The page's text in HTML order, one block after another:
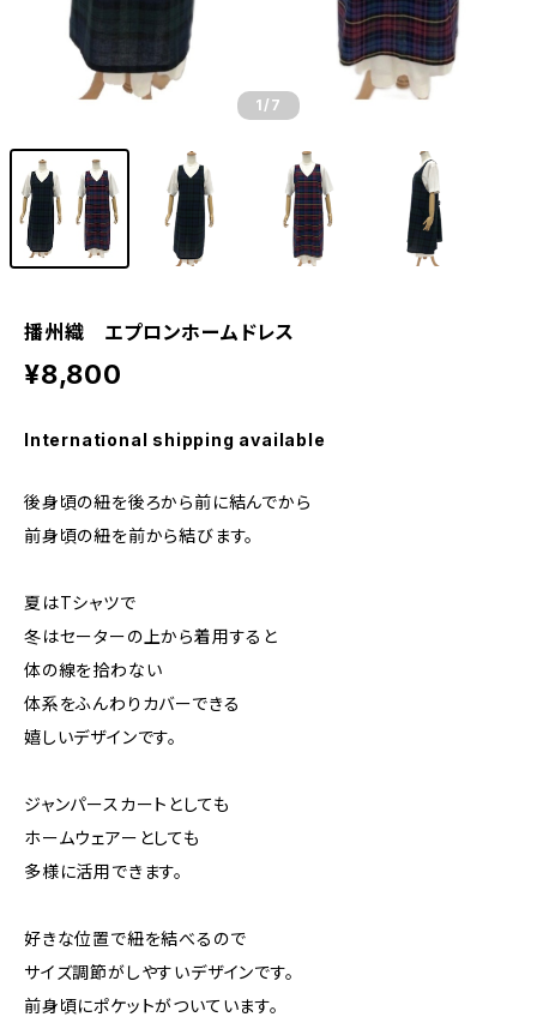
1 /7
播州織 エプロンホームドレス
¥8,800
International shipping available
後身頃の紐を後ろから前に結んでから
前身頃の紐を前から結びます。
夏はTシャツで
冬はセーターの上から着用すると
体の線を拾わない
体系をふんわりカバーできる
嬉しいデザインです。
ジャンパースカートとしても
ホームウェアーとしても
多様に活用できます。
好きな位置で紐を結べるので
サイズ調節がしやすいデザインです。
前身頃にポケットがついています。